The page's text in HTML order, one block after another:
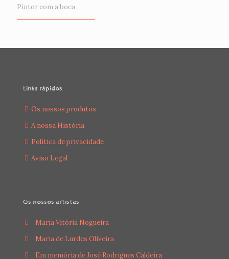
Pintor com a boca
Links rápidos
Os nossos produtos
A nossa História
Política de privacidade
Aviso Legal
Os nossos artistas
Maria Vitória Nogueira
Maria de Lurdes Oliveira
Em memória de José Rodrigues Caldeira